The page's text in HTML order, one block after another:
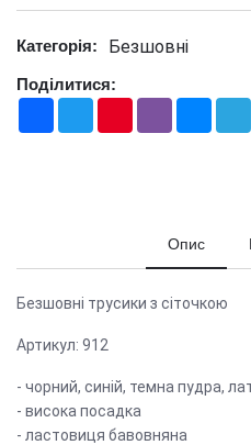
Категорія: Безшовні
Поділитися:
Facebook
TwitterPinterestViber
Опис
Безшовні трусики з сіточкою
Артикул: 912
- чорний, синій, темна пудра,
- висока посадка
- ластовиця бавовняна